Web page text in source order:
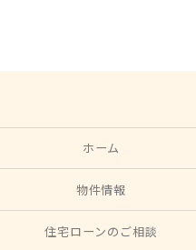
ホーム
物件情報
住宅ローンのご相談